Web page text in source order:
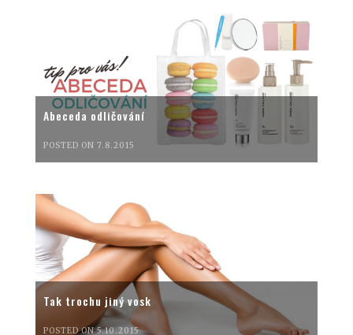
Abeceda odličování
POSTED ON 7.8.2015
Tak trochu jiný vosk
POSTED ON 5.10.2015